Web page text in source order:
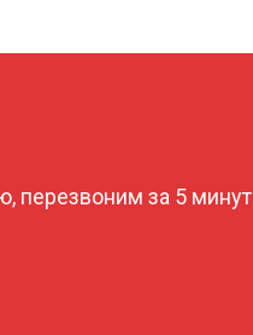
перезвоним за 5 минут